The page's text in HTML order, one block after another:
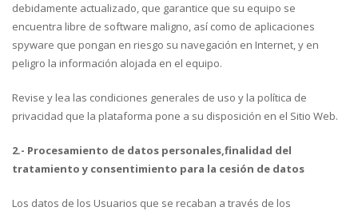
debidamente actualizado, que garantice que su equipo se
encuentra libre de software maligno, así como de aplicaciones
spyware que pongan en riesgo su navegación en Internet, y en
peligro la información alojada en el equipo.
Revise y lea las condiciones generales de uso y la política de
privacidad que la plataforma pone a su disposición en el Sitio Web.
2.- Procesamiento de datos personales,finalidad del
tratamiento y consentimiento para la cesión de datos
Los datos de los Usuarios que se recaban a través de los